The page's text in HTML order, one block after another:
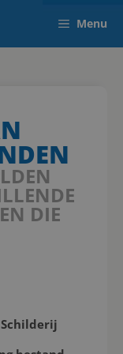
Menu
DIE
Schilderij